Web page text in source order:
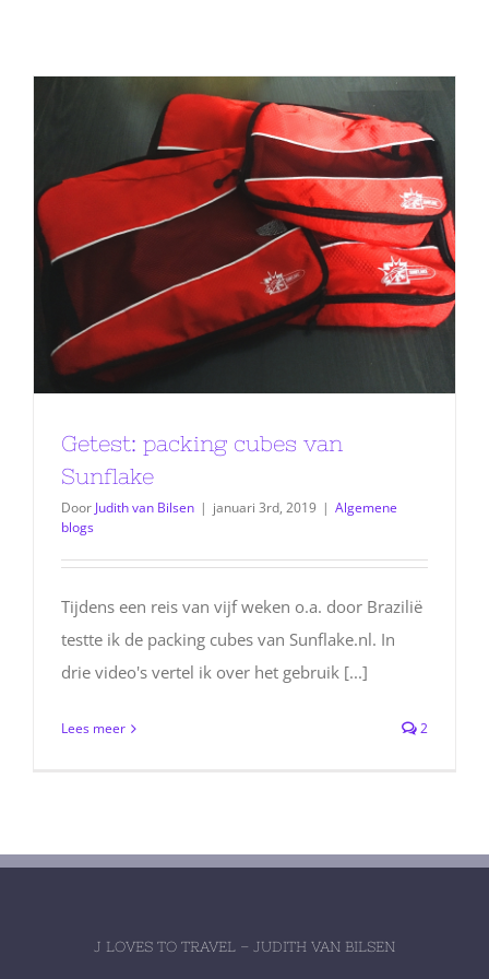
Getest: packing cubes van
Sunflake
Door Judith van Bilsen | januari 3rd, 2019 | Algemene
blogs
Tijdens een reis van vijf weken o.a. door Brazilië
testte ik de packing cubes van Sunflake.nl. In
drie video's vertel ik over het gebruik [...]
Lees meer 2
J LOVES TO TRAVEL – JUDITH VAN BILSEN